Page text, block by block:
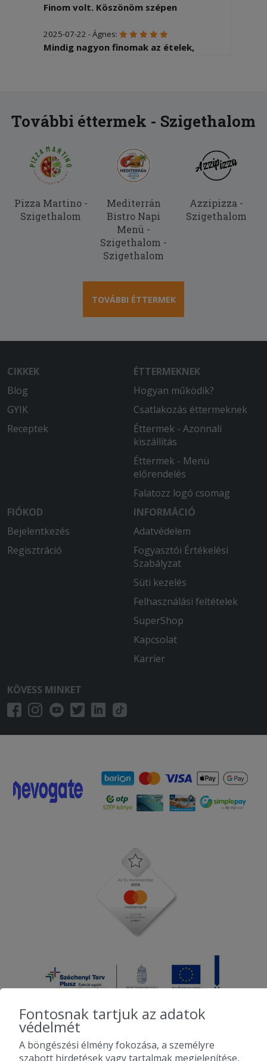
Finom volt. Köszönöm szépen
2025-07-22 - Ágnes:
Mindig nagyon finomak az ételek,
További éttermek - Szigethalom
Pizza Martino -
Szigethalom
Mediterrán
Bistro Napi
Menü -
Szigethalom -
Szigethalom
Azzipizza -
Szigethalom
TOVÁBBI ÉTTERMEK
CIKKEK
Blog
GYIK
Receptek
ÉTTERMEKNEK
Hogyan működik?
Csatlakozás éttermeknek
Éttermek - Azonnali
kiszállítás
Éttermek - Menü
előrendelés
Falatozz logó csomag
FIÓKOD
Bejelentkezés
Regisztráció
INFORMÁCIÓ
Adatvédelem
Fogyasztói Értékelési
Szabályzat
Süti kezelés
Felhasználási feltételek
SuperShop
Kapcsolat
Karrier
KÖVESS MINKET
2010-2026 Copyright - Falatozz.hu - Diston-line Kft.
Fontosnak tartjuk az adatok
védelmét
A böngészési élmény fokozása, a személyre
szabott hirdetések vagy tartalmak megjelenítése,